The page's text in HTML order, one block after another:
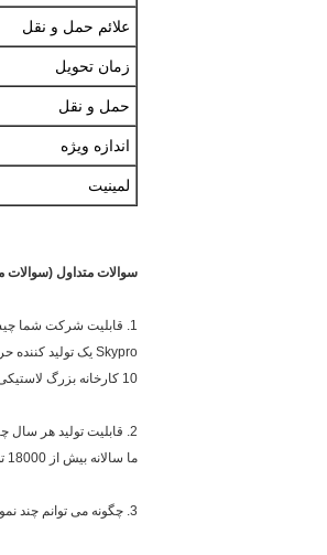
علائم حمل و نقل
زمان تحویل
حمل و نقل
اندازه ویژه
لمینیت
سوالات متداول (سوالات
1. قابلیت شرکت شما چیست؟
Skypro یک تولید کننده حرفه ای ورق لاستیکی برای بیش از دو دهه است.
10 کارخانه بزرگ لاستیکی در چین.
2. قابلیت تولید هر سال چیست؟
ما سالانه بیش از 18000 تن محصولات ورق لاستیکی تولید می کنیم.
3. چگونه می توانم چند نمونه بگیرم؟